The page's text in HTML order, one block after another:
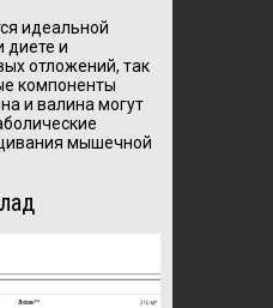
идеальной
диете и
отложений, так
компоненты
и валина могут
мышечной